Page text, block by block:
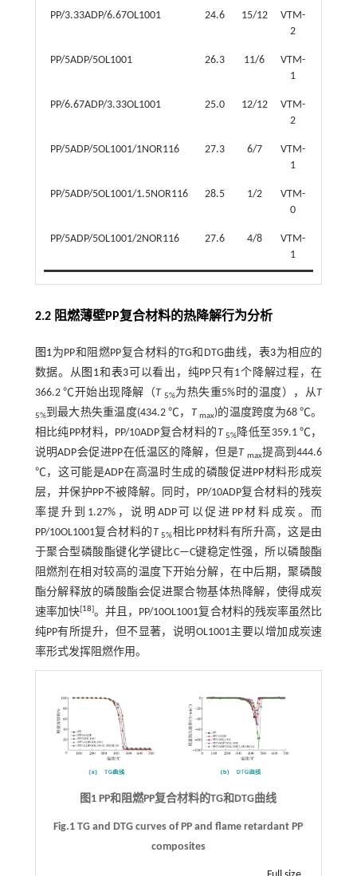
PP/3.33ADP/6.67OL1001 24.6 15/12
VTM-
2
PP/5ADP/5OL1001 26.3 11/6
VTM-
1
PP/6.67ADP/3.33OL1001 25.0 12/12
VTM-
2
PP/5ADP/5OL1001/1NOR116 27.3 6/7
VTM-
1
PP/5ADP/5OL1001/1.5NOR116 28.5 1/2
VTM-
0
PP/5ADP/5OL1001/2NOR116 27.6 4/8
VTM-
1
2.2 阻燃薄壁PP复合材料的热降解行为分析
图1为PP和阻燃PP复合材料的TG和DTG曲线， 表3为相应的
数据。从图1和 表3 可以看出，纯PP只有1个降解过程，在
366.2 ℃开始出现降解（T 5%为热失重5%时的温度），从T
5%到最大热失重温度(434.2 ℃， T max)的温度跨度为68 ℃。
相比纯PP材料，PP/10ADP复合材料的T 5%降低至359.1 ℃，
说明ADP会促进PP在低温区的降解，但是T max提高到444.6
℃，这可能是ADP在高温时生成的磷酸促进PP材料形成炭
层，并保护PP不被降解。同时，PP/10ADP复合材料的残炭
率提升到1.27%，说明ADP可以促进PP材料成炭。而
PP/10OL1001复合材料的T 5%相比PP材料有所升高，这是由
于聚合型磷酸酯键化学键比C—C键稳定性强，所以磷酸酯
阻燃剂在相对较高的温度下开始分解，在中后期，聚磷酸
酯分解释放的磷酸酯会促进聚合物基体热降解，使得成炭
速率加快[18]。并且，PP/10OL1001复合材料的残炭率虽然比
纯PP有所提升，但不显著，说明OL1001主要以增加成炭速
率形式发挥阻燃作用。
图1 PP和阻燃PP复合材料的TG和DTG曲线
Fig.1 TG and DTG curves of PP and flame retardant PP
composites